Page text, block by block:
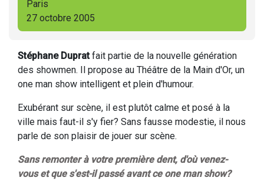
Paris
27 octobre 2005
Stéphane Dupratfait partie de la nouvelle génération
des showmen. Il propose au Théâtre de la Main d'Or, un
one man show intelligent et plein d'humour.
Exubérant sur scène, il est plutôt calme et posé à la
ville mais faut-il s'y fier? Sans fausse modestie, il nous
parle de son plaisir de jouer sur scène.
Sans remonter à votre première dent, d'où venez-
vous et que s'est-il passé avant ce one man show?